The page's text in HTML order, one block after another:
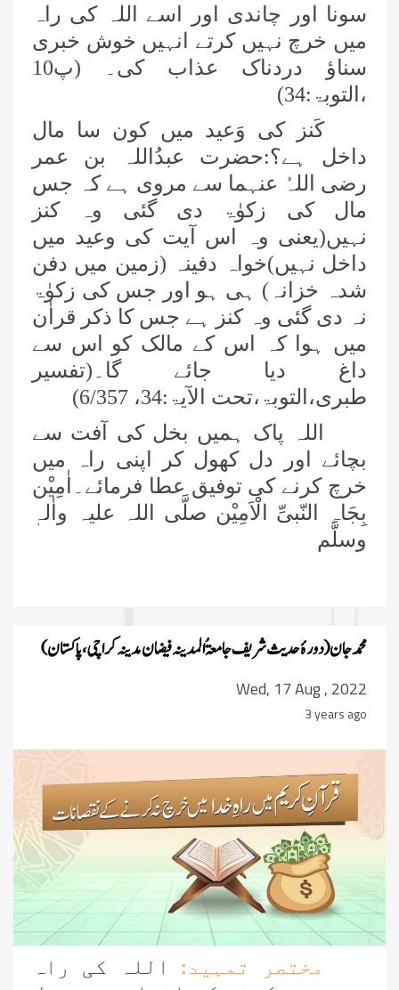
سونا اور چاندی اور اسے اللہ کی راہ
میں خرچ نہیں کرتے انہیں خوش خبری
سناؤ دردناک عذاب کی۔ (پ10
،التوبۃ:34)
کَنز کی وَعید میں کون سا مال
داخل ہے؟:حضرت عبدُاللہ بن عمر
رضی اللہُ عنہما سے مروی ہے کہ جس
مال کی زکوٰۃ دی گئی وہ کنز
نہیں(یعنی وہ اس آیت کی وعید میں
داخل نہیں)خواہ دفینہ (زمین میں دفن
شدہ خزانہ) ہی ہو اور جس کی زکوٰۃ
نہ دی گئی وہ کنز ہے جس کا ذکر قراٰن
میں ہوا کہ اس کے مالک کو اس سے
داغ دیا جائے گا۔(تفسیر
طبری،التوبۃ،تحت الآیۃ:34، 6/357)
اللہ پاک ہمیں بخل کی آفت سے
بچائے اور دل کھول کر اپنی راہ میں
خرچ کرنے کی توفیق عطا فرمائے۔اٰمِیْن
بِجَاہِ النّبیِّ الْاَمِیْن صلَّی اللہ علیہ واٰلہٖ
وسلَّم
محمد جان(دورۂ حدیث شریف جامعۃُ المدینہفیضان مدینہ کراچی،پاکستان)
Wed, 17 Aug , 2022
3 years ago
مختصر تمہید: اللہ کی راہ